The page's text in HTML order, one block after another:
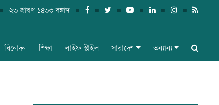
২৩ শ্রাবণ ১৪৩৩ বঙ্গাব্দ
বিনোদন শিক্ষা লাইফ স্টাইল সারাদেশ অন্যান্য